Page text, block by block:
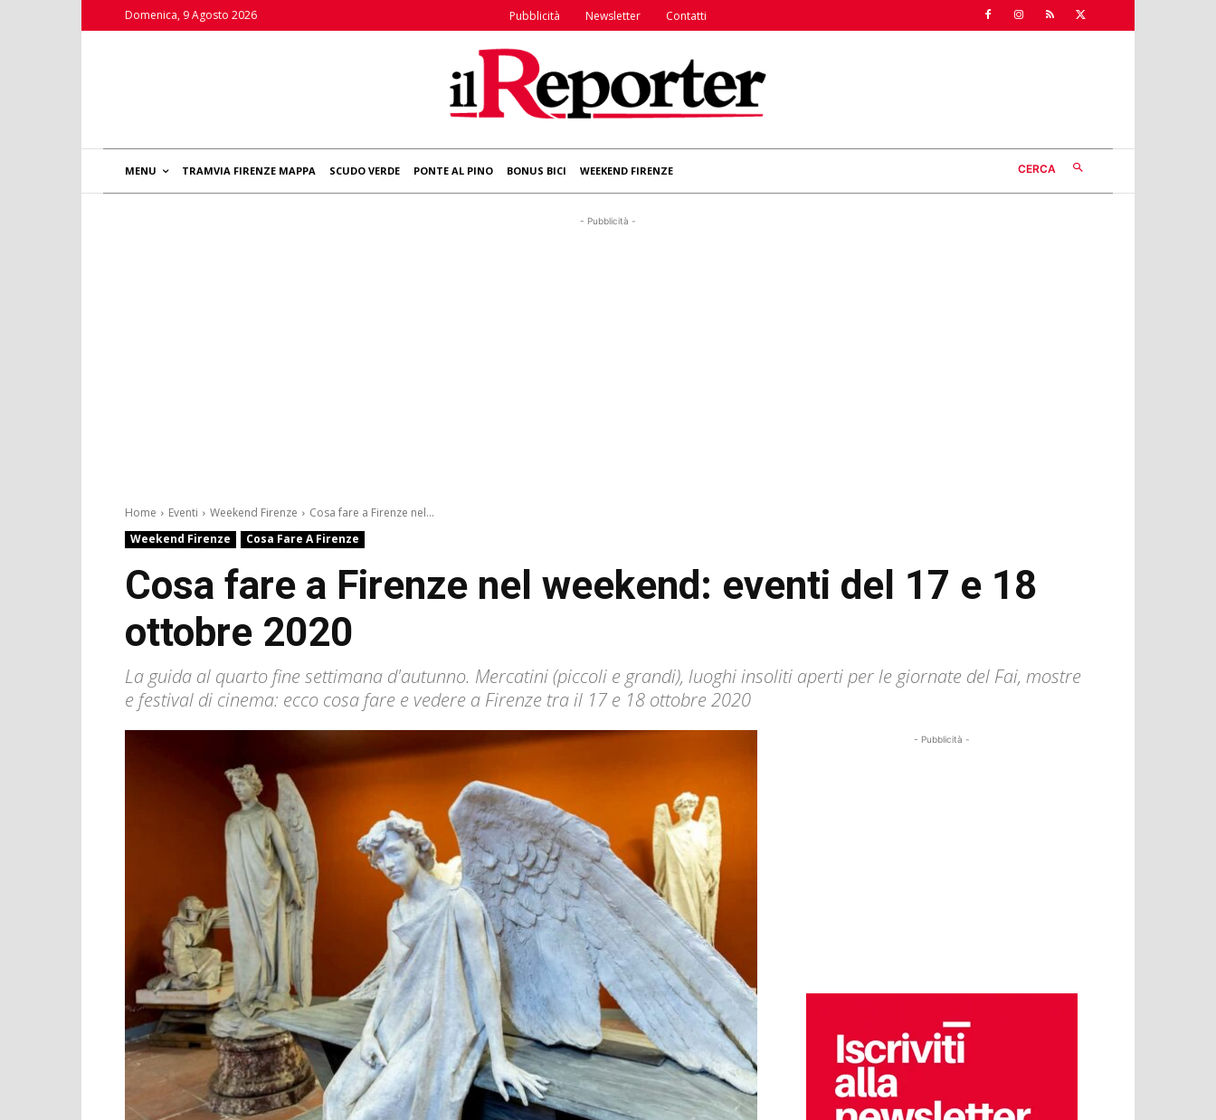
Domenica, 9 Agosto 2026 Pubblicità Newsletter Contatti
MENU TRAMVIA FIRENZE MAPPA SCUDO VERDE PONTE AL PINO BONUS BICI WEEKEND FIRENZE CERCA
- Pubblicità -
Home Eventi Weekend Firenze
Cosa fare a Firenze nel...
Weekend Firenze
Cosa Fare A Firenze
Cosa fare a Firenze nel weekend: eventi del 17 e 18
ottobre 2020
La guida al quarto fine settimana d'autunno. Mercatini (piccoli e grandi), luoghi insoliti aperti per le giornate del Fai, mostre
e festival di cinema: ecco cosa fare e vedere a Firenze tra il 17 e 18 ottobre 2020
- Pubblicità -